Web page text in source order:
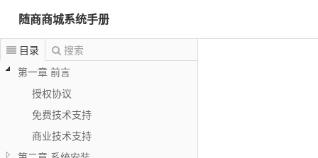
随商商城系统手册
目录
搜索
第一章 前言
授权协议
免费技术支持
商业技术支持